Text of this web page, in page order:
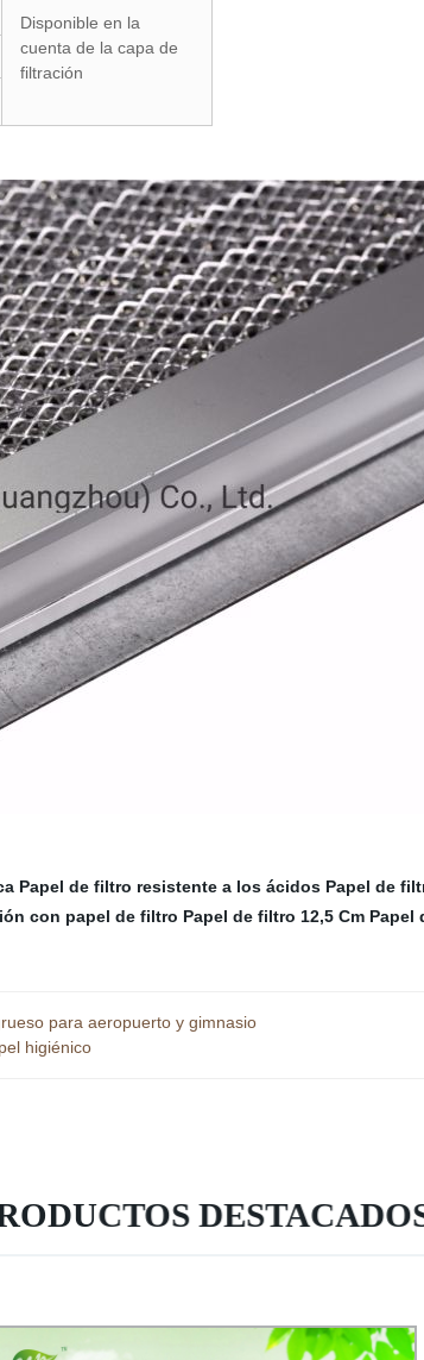
Disponible en la
cuenta de la capa de
filtración
Papel de filtro resistente a los ácidos Papel de
con papel de filtro Papel de filtro 12,5 Cm Papel
para aeropuerto y gimnasio
higiénico